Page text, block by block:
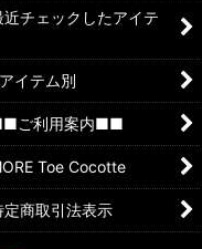
近チェックしたアイテ
イテム別
ご利用案内■■
Toe Cocotte
定商取引法表示